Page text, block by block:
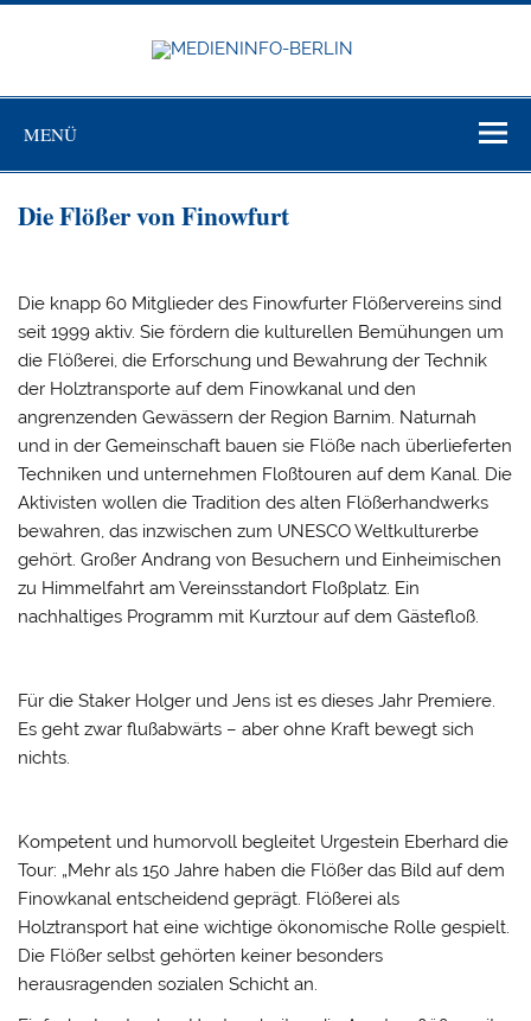
Zum
MENÜ
Die Flößer von Finowfurt
Die knapp 60 Mitglieder des Finowfurter Flößervereins sind
seit 1999 aktiv. Sie fördern die kulturellen Bemühungen um
die Flößerei, die Erforschung und Bewahrung der Technik
der Holztransporte auf dem Finowkanal und den
angrenzenden Gewässern der Region Barnim. Naturnah
und in der Gemeinschaft bauen sie Flöße nach überlieferten
Techniken und unternehmen Floßtouren auf dem Kanal. Die
Aktivisten wollen die Tradition des alten Flößerhandwerks
bewahren, das inzwischen zum UNESCO Weltkulturerbe
gehört. Großer Andrang von Besuchern und Einheimischen
zu Himmelfahrt am Vereinsstandort Floßplatz. Ein
nachhaltiges Programm mit Kurztour auf dem Gästefloß.
Für die Staker Holger und Jens ist es dieses Jahr Premiere.
Es geht zwar flußabwärts – aber ohne Kraft bewegt sich
nichts.
Kompetent und humorvoll begleitet Urgestein Eberhard die
Tour: „Mehr als 150 Jahre haben die Flößer das Bild auf dem
Finowkanal entscheidend geprägt. Flößerei als
Holztransport hat eine wichtige ökonomische Rolle gespielt.
Die Flößer selbst gehörten keiner besonders
herausragenden sozialen Schicht an.